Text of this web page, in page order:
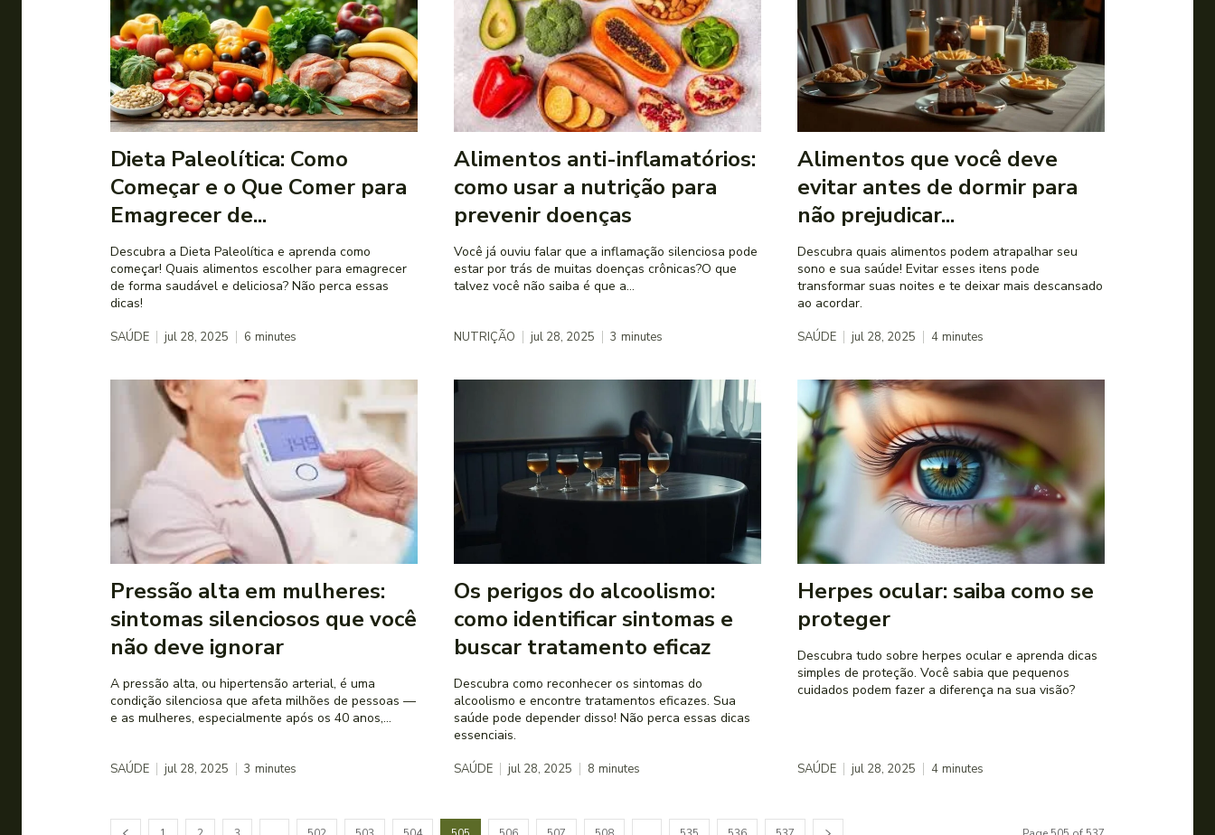
Dieta Paleolítica: Como
Começar e o Que Comer para
Emagrecer de...
Descubra a Dieta Paleolítica e aprenda como
começar! Quais alimentos escolher para emagrecer
de forma saudável e deliciosa? Não perca essas
dicas!
SAÚDE jul 28, 2025 6 minutes
Alimentos anti-inflamatórios:
como usar a nutrição para
prevenir doenças
Você já ouviu falar que a inflamação silenciosa pode
estar por trás de muitas doenças crônicas?O que
talvez você não saiba é que a...
NUTRIÇÃO jul 28, 2025 3 minutes
Alimentos que você deve
evitar antes de dormir para
não prejudicar...
Descubra quais alimentos podem atrapalhar seu
sono e sua saúde! Evitar esses itens pode
transformar suas noites e te deixar mais descansado
ao acordar.
SAÚDE jul 28, 2025 4 minutes
Pressão alta em mulheres:
sintomas silenciosos que você
não deve ignorar
A pressão alta, ou hipertensão arterial, é uma
condição silenciosa que afeta milhões de pessoas —
e as mulheres, especialmente após os 40 anos,...
SAÚDE jul 28, 2025 3 minutes
Os perigos do alcoolismo:
como identificar sintomas e
buscar tratamento eficaz
Descubra como reconhecer os sintomas do
alcoolismo e encontre tratamentos eficazes. Sua
saúde pode depender disso! Não perca essas dicas
essenciais.
SAÚDE jul 28, 2025 8 minutes
Herpes ocular: saiba como se
proteger
Descubra tudo sobre herpes ocular e aprenda dicas
simples de proteção. Você sabia que pequenos
cuidados podem fazer a diferença na sua visão?
SAÚDE jul 28, 2025 4 minutes